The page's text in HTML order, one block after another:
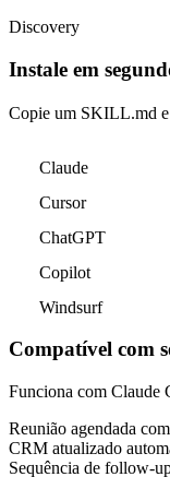
Discovery
Instale em
Copie um SKILL.md e
Claude
Cursor
ChatGPT
Copilot
Windsurf
Compatível com
Funciona com Claude
Reunião agendada
CRM atualizado
Sequência de follow-